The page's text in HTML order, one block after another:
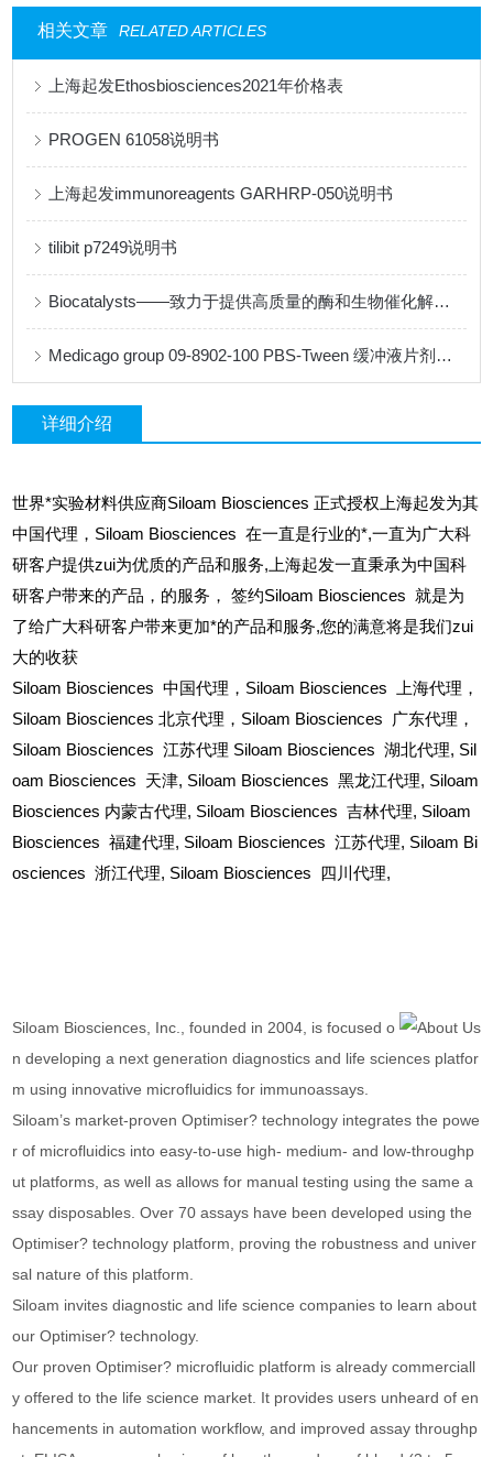
相关文章 RELATED ARTICLES
上海起发Ethosbiosciences2021年价格表
PROGEN 61058说明书
上海起发immunoreagents GARHRP-050说明书
tilibit p7249说明书
Biocatalysts——致力于提供高质量的酶和生物催化解决方案
Medicago group 09-8902-100 PBS-Tween 缓冲液片剂说明书
详细介绍
世界*实验材料供应商Siloam Biosciences 正式授权上海起发为其
中国代理，Siloam Biosciences 在一直是行业的*,一直为广大科
研客户提供zui为优质的产品和服务,上海起发一直秉承为中国科
研客户带来的产品，的服务，
签约Siloam Biosciences 就是为
了给广大科研客户带来更加*的产品和服务,您的满意将是我们zui
大的收获
Siloam Biosciences中国代理，Siloam Biosciences 上海代理，
Siloam Biosciences 北京代理，Siloam Biosciences 广东代理，
Siloam Biosciences 江苏代理 Siloam Biosciences 湖北代理, Sil
oam Biosciences 天津, Siloam Biosciences黑龙江代理, Siloam
Biosciences 内蒙古代理, Siloam Biosciences吉林代理, Siloam
Biosciences福建代理, Siloam Biosciences江苏代理, Siloam Bi
osciences浙江代理, Siloam Biosciences 四川代理,
Siloam Biosciences, Inc., founded in 2004, is focused o
n developing a next generation diagnostics and life sciences platfor
m using innovative microfluidics for immunoassays.
Siloam’s market-provenOptimiser? technology integrates the powe
r of microfluidics into easy-to-use high- medium- and low-throughp
ut platforms, as well as allows for manual testing using the same a
ssay disposables. Over 70 assays have been developed using the
Optimiser? technology platform, proving the robustness and univer
sal nature of this platform.
Siloam invites diagnostic and life science companies to learn about
our Optimiser? technology.
Our proven Optimiser? microfluidic platform is already commerciall
y offered to the life science market. It provides users unheard of en
hancements in automation workflow, and improved assay throughp